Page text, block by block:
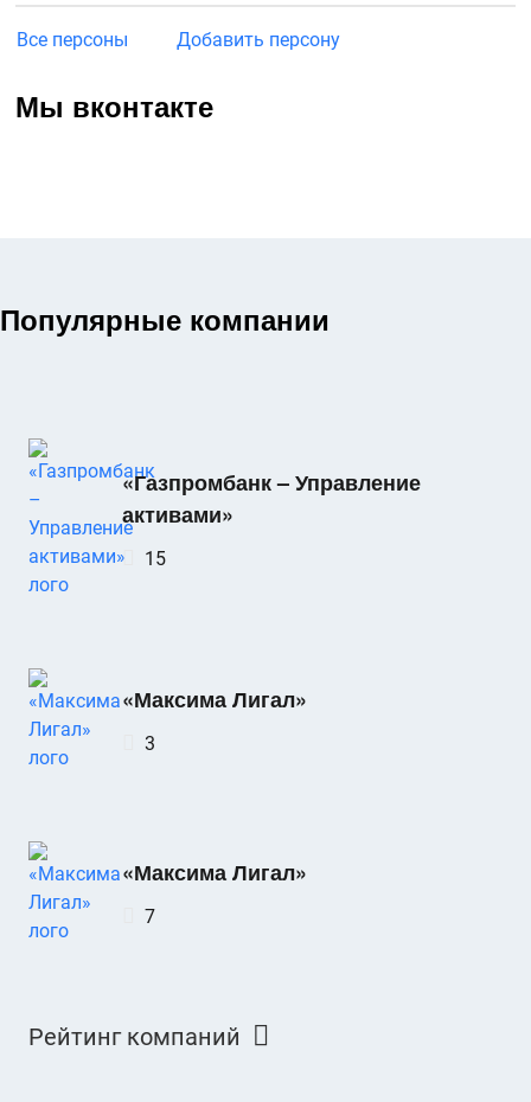
Все персоны Добавить персону
Мы вконтакте
Популярные компании
«Газпромбанк – Управление
активами»
15
«Максима Лигал»
3
«Максима Лигал»
7
Рейтинг компаний